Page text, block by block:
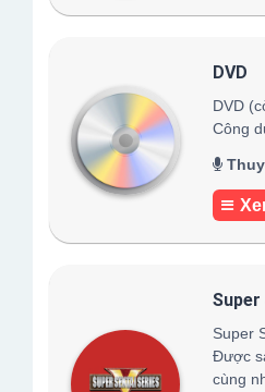
DVD
DVD
Công
Super
Được
cùng